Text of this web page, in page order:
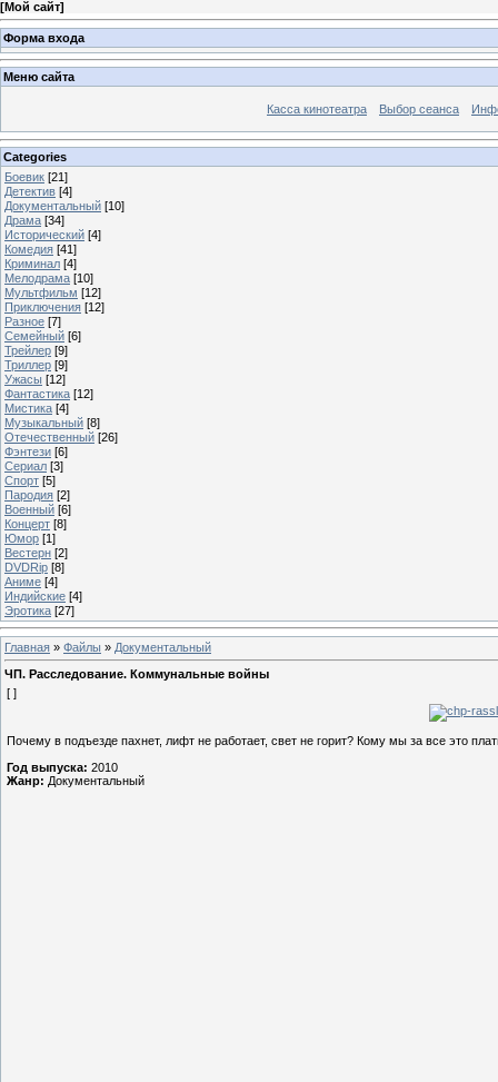
[Мой сайт]
Форма входа
Меню сайта
Касса кинотеатра Выбор сеанса
Categories
Боевик [21]
Детектив [4]
Документальный [10]
Драма [34]
Исторический [4]
Комедия [41]
Криминал [4]
Мелодрама [10]
Мультфильм [12]
Приключения [12]
Разное [7]
Семейный [6]
Трейлер [9]
Триллер [9]
Ужасы [12]
Фантастика [12]
Мистика [4]
Музыкальный [8]
Отечественный [26]
Фэнтези [6]
Сериал [3]
Спорт [5]
Пародия [2]
Военный [6]
Концерт [8]
Юмор [1]
Вестерн [2]
DVDRip [8]
Аниме [4]
Индийские [4]
Эротика [27]
Главная » Файлы » Документальный
ЧП. Расследование. Коммунальные войны
[ ]
Почему в подъезде пахнет, лифт не работает, свет не горит? Кому мы за все это
Год выпуска: 2010
Жанр: Документальный